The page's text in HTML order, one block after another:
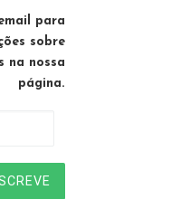
para
sobre
na nossa
página.